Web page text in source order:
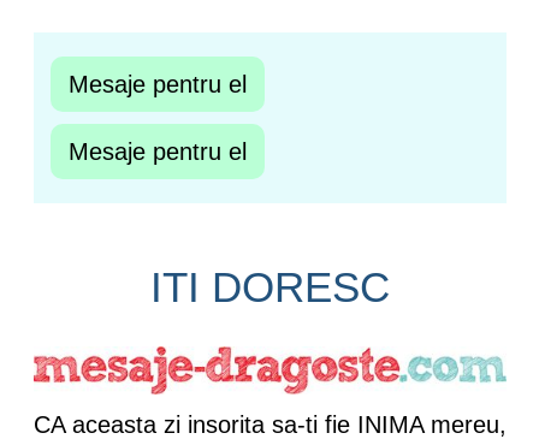
Mesaje pentru el
Mesaje pentru el
ITI DORESC
CA aceasta zi insorita sa-ti fie INIMA mereu,